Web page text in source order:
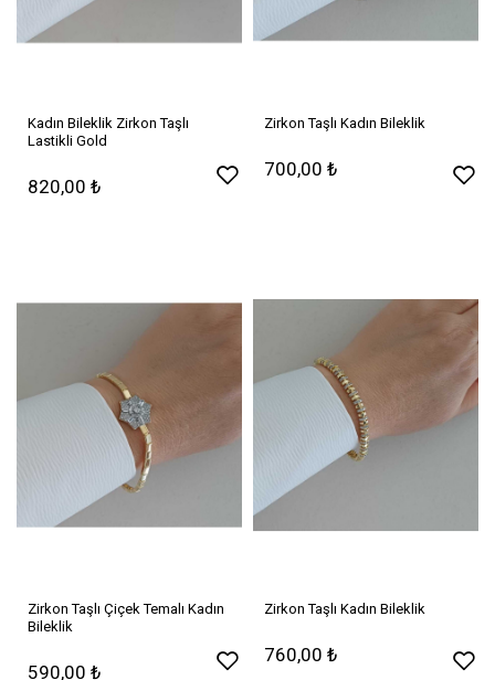
Kadın Bileklik Zirkon Taşlı
Lastikli Gold
820,00 ₺
Zirkon Taşlı Kadın Bileklik
700,00 ₺
Zirkon Taşlı Çiçek Temalı Kadın
Bileklik
590,00 ₺
Zirkon Taşlı Kadın Bileklik
760,00 ₺